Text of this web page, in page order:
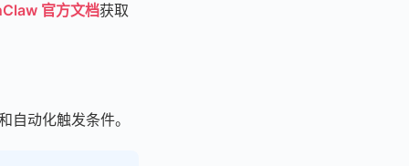
官方文档获取
动化触发条件。